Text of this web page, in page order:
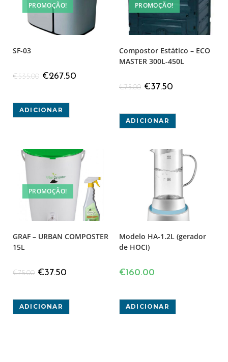
PROMOÇÃO!
SF-03
€535.00 €267.50
ADICIONAR
PROMOÇÃO!
Compostor Estático – ECO
MASTER 300L-450L
€75.00 €37.50
ADICIONAR
PROMOÇÃO!
GRAF – URBAN COMPOSTER
15L
€75.00 €37.50
ADICIONAR
Modelo HA-1.2L (gerador
de HOCI)
€160.00
ADICIONAR